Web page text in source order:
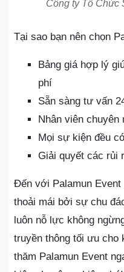
Công ty Tổ Chức
Tại sao bạn nên chọn
Bảng giá hợp lý
phí
Sẵn sàng tư vấn
Nhân viên chuyên
Mọi sự kiện đều
Giải quyết các rủi
Đến với Palamun
thoải mái bởi sự chu
luôn nỗ lực không
truyền thông tối ưu cho
thăm Palamun Event